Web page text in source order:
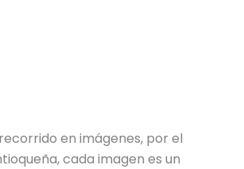
en imágenes, por el
cada imagen es un